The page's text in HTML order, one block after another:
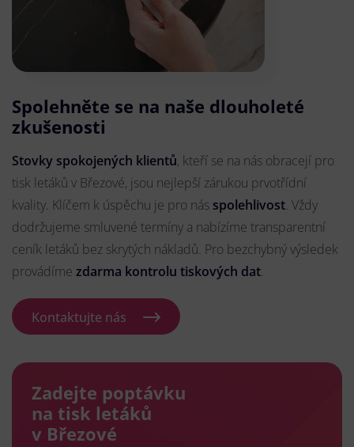
Spolehněte se na naše dlouholeté
zkušenosti
Stovky spokojených klientů, kteří se na nás obracejí pro
tisk letáků v Březové, jsou nejlepší zárukou prvotřídní
kvality. Klíčem k úspěchu je pro nás spolehlivost. Vždy
dodržujeme smluvené termíny a nabízíme transparentní
ceník letáků bez skrytých nákladů. Pro bezchybný výsledek
provádíme zdarma kontrolu tiskových dat.
Kontaktujte nás
Zadejte poptávku
na tisk letáků
v Březové